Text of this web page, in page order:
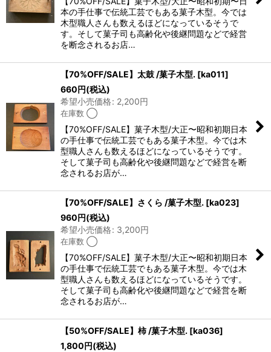
本の手仕事で伝統工芸でもある菓子木型。今では
木型職人さんも数えるほどになっているそうで
す。そして菓子司も高齢化や後継問題などで経営
を断念されるお店…
【70%OFF/SALE】太鼓 /菓子木型. [ka011]
660円(税込)
希望小売価格: 2,200円
在庫数 ◯
【70%OFF/SALE】菓子木型/大正〜昭和初期日本
の手仕事で伝統工芸でもある菓子木型。今では木
型職人さんも数えるほどになっているそうです。
そして菓子司も高齢化や後継問題などで経営を断
念されるお店が…
【70%OFF/SALE】さくら /菓子木型. [ka023]
960円(税込)
希望小売価格: 3,200円
在庫数 ◯
【70%OFF/SALE】菓子木型/大正〜昭和初期日本
の手仕事で伝統工芸でもある菓子木型。今では木
型職人さんも数えるほどになっているそうです。
そして菓子司も高齢化や後継問題などで経営を断
念されるお店が…
【50%OFF/SALE】柿 /菓子木型. [ka036]
1,800円(税込)